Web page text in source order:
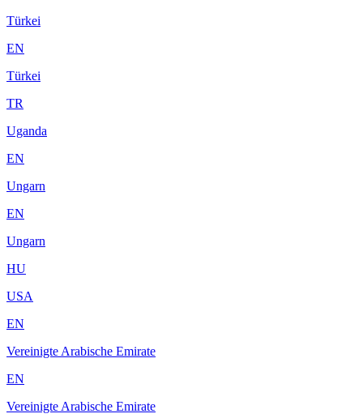
Türkei
EN
Türkei
TR
Uganda
EN
Ungarn
EN
Ungarn
HU
USA
EN
Vereinigte Arabische Emirate
EN
Vereinigte Arabische Emirate